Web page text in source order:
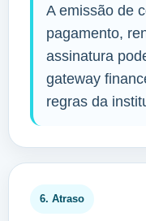
A emissão de
pagamento,
assinatura
gateway
regras da
6. Atraso